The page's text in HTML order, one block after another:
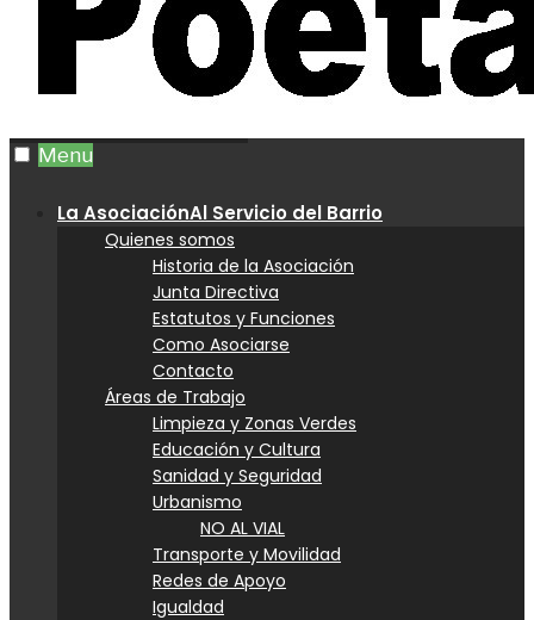
Menu
La AsociaciónAl Servicio del Barrio
Quienes somos
Historia de la Asociación
Junta Directiva
Estatutos y Funciones
Como Asociarse
Contacto
Áreas de Trabajo
Limpieza y Zonas Verdes
Educación y Cultura
Sanidad y Seguridad
Urbanismo
NO AL VIAL
Transporte y Movilidad
Redes de Apoyo
Igualdad